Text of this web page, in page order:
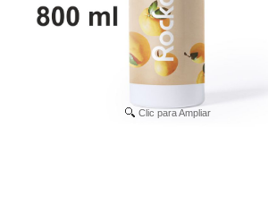
Clic para Ampliar